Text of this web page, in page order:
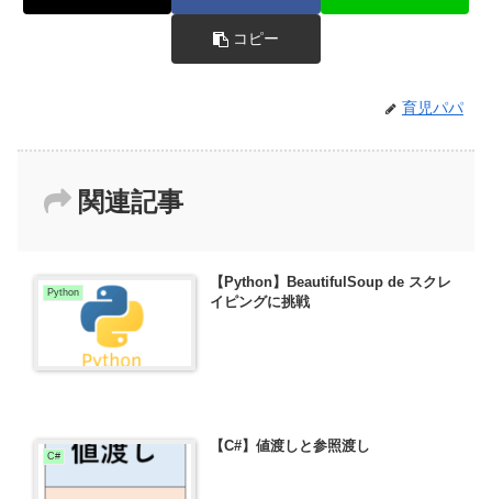
コピー
育児パパ
関連記事
Python
【Python】BeautifulSoup de スクレ
イピングに挑戦
C#
【C#】値渡しと参照渡し